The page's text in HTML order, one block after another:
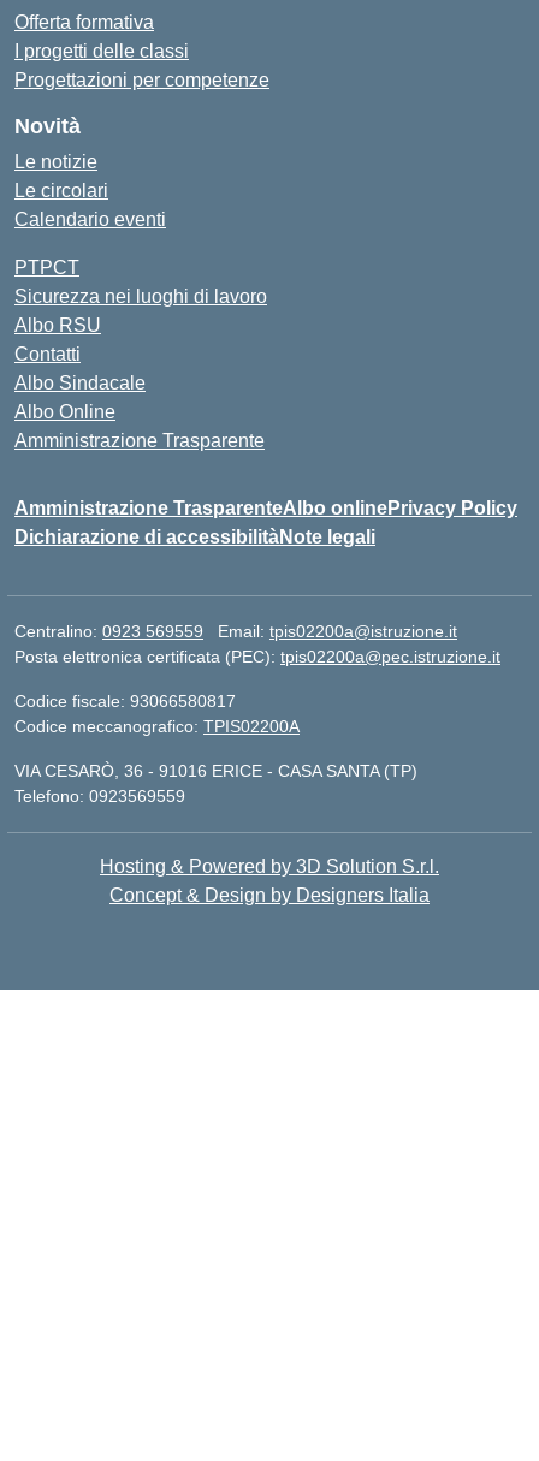
Offerta formativa
I progetti delle classi
Progettazioni per competenze
Novità
Le notizie
Le circolari
Calendario eventi
PTPCT
Sicurezza nei luoghi di lavoro
Albo RSU
Contatti
Albo Sindacale
Albo Online
Amministrazione Trasparente
Amministrazione TrasparenteAlbo onlinePrivacy Policy
Dichiarazione di accessibilitàNote legali
Centralino: 0923 569559 Email: tpis02200a@istruzione.it
Posta elettronica certificata (PEC): tpis02200a@pec.istruzione.it
Codice fiscale: 93066580817
Codice meccanografico: TPIS02200A
VIA CESARÒ, 36 - 91016 ERICE - CASA SANTA (TP)
Telefono: 0923569559
Hosting & Powered by 3D Solution S.r.l.
Concept & Design by Designers Italia